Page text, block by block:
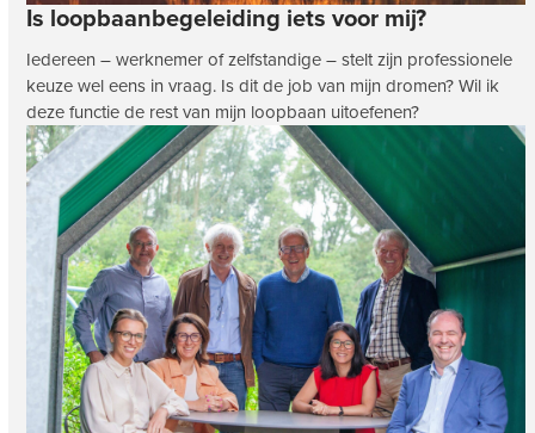
Is loopbaanbegeleiding iets voor mij?
Iedereen – werknemer of zelfstandige – stelt zijn professionele
keuze wel eens in vraag. Is dit de job van mijn dromen? Wil ik
deze functie de rest van mijn loopbaan uitoefenen?